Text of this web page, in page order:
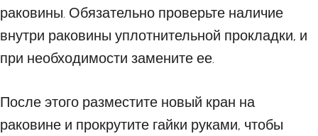
раковины. Обязательно проверьте наличие
внутри раковины уплотнительной прокладки, и
при необходимости замените ее.
После этого разместите новый кран на
раковине и прокрутите гайки руками, чтобы